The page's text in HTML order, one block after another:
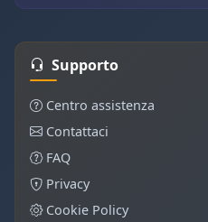
Supporto
Centro assistenza
Contattaci
FAQ
Privacy
Cookie Policy